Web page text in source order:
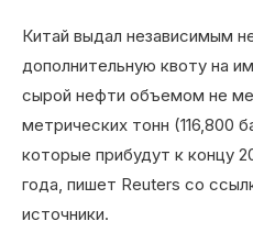
Китай выдал независимым
дополнительную квоту на
сырой нефти объемом не
метрических тонн (116,800
которые прибудут к концу
года, пишет Reuters со
источники.